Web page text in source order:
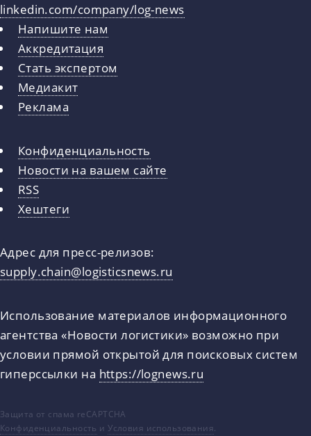
linkedin.com/company/log-news
Напишите нам
Аккредитация
Стать экспертом
Медиакит
Реклама
Конфиденциальность
Новости на вашем сайте
RSS
Хештеги
Адрес для пресс-релизов:
supply.chain@logisticsnews.ru
Использование материалов информационного
агентства «Новости логистики» возможно при
условии прямой открытой для поисковых систем
гиперссылки на https://lognews.ru
Защита от спама reCAPTCHA
Конфиденциальность иУсловия использования.